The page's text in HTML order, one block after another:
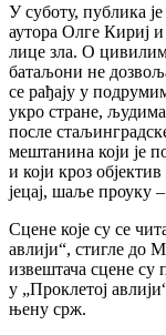
У суботу, публика
аутора Олге Кириј
лице зла. О
батаљони не
се рађају у
укро стране,
после
мештанина који је
и који кроз
јецај, шаље проуку
Сцене које су се
авлији“, стигле до
извештача сцене су
у „Проклетој
њену срж.